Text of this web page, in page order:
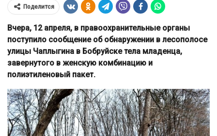
Поделится
Вчера, 12 апреля, в правоохранительные органы
поступило сообщение об обнаружении в лесополосе
улицы Чаплыгина в Бобруйске тела младенца,
завернутого в женскую комбинацию и
полиэтиленовый пакет.